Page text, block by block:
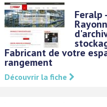
Feralp -
Fabricant de votre
rangement
Découvrir la fiche